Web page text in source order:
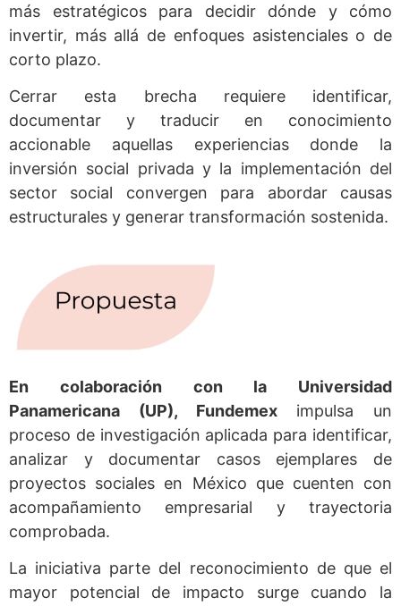
más estratégicos para decidir dónde y cómo
invertir, más allá de enfoques asistenciales o de
corto plazo.
Cerrar esta brecha requiere identificar,
documentar y traducir en conocimiento
accionable aquellas experiencias donde la
inversión social privada y la implementación del
sector social convergen para abordar causas
estructurales y generar transformación sostenida.
En colaboración con la Universidad
Panamericana (UP), Fundemeximpulsa un
proceso de investigación aplicada para identificar,
analizar y documentar casos ejemplares de
proyectos sociales en México que cuenten con
acompañamiento empresarial y trayectoria
comprobada.
La iniciativa parte del reconocimiento de que el
mayor potencial de impacto surge cuando la